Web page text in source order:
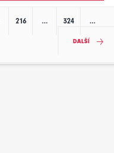
216 … 324 …
DALŠÍ